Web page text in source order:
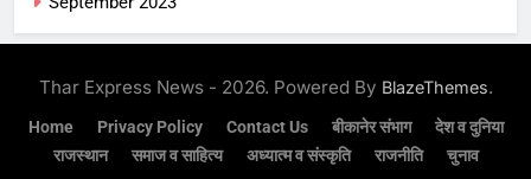
Thar Express News - 2026. Powered By BlazeThemes.
Home Privacy Policy Contact Us बीकानेर संभाग
देश व दुनिया
राजस्थान
समाज व साहित्य अध्यात्म व संस्कृति राजनीति चुनाव